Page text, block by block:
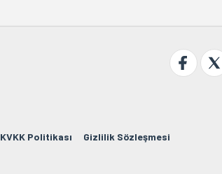
KVKK Politikası Gizlilik Sözleşmesi